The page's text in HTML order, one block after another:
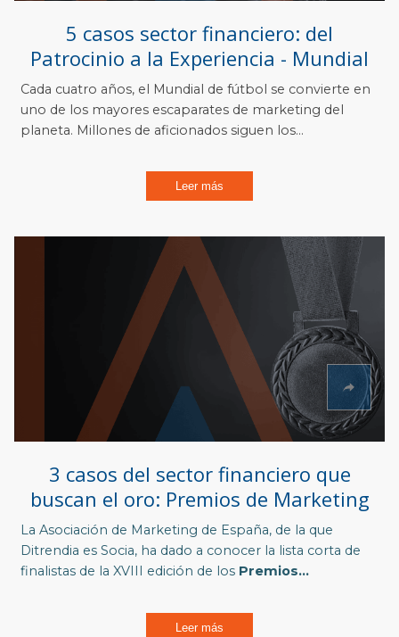
5 casos sector financiero: del
Patrocinio a la Experiencia - Mundial
Cada cuatro años, el Mundial de fútbol se convierte en
uno de los mayores escaparates de marketing del
planeta. Millones de aficionados siguen los...
Leer más
3 casos del sector financiero que
buscan el oro: Premios de Marketing
La Asociación de Marketing de España, de la que
Ditrendia es Socia, ha dado a conocer la lista corta de
finalistas de la XVIII edición de los Premios...
Leer más